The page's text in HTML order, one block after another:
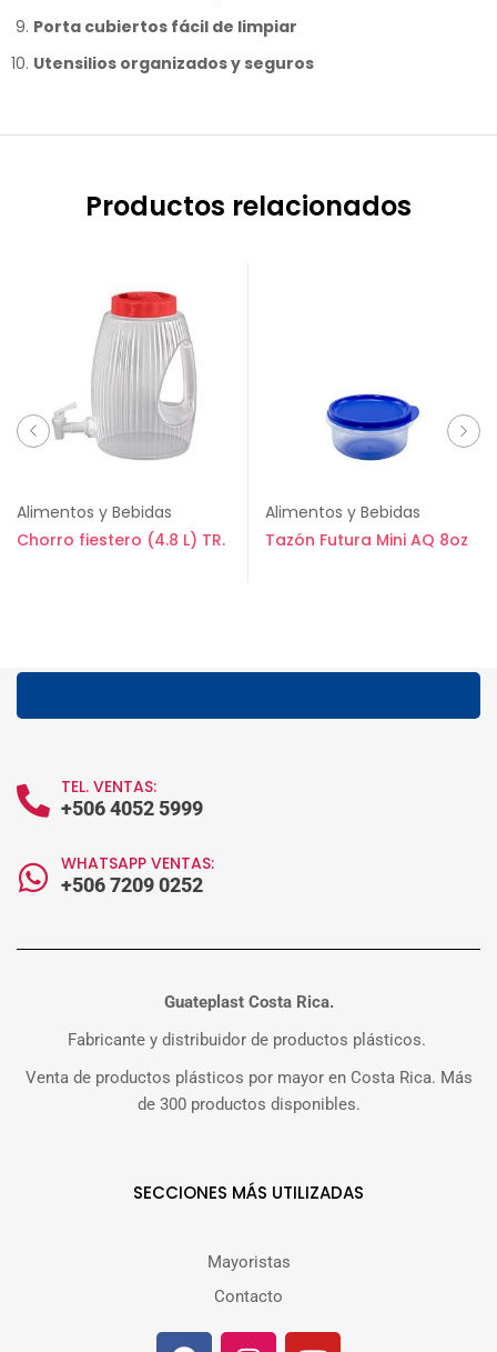
Porta cubiertos fácil de limpiar
Utensilios organizados y seguros
Productos relacionados
Alimentos y Bebidas
Chorro fiestero (4.8 L) TR.
Alimentos y Bebidas
Tazón Futura Mini AQ 8oz
TEL. VENTAS:
+506 4052 5999
WHATSAPP VENTAS:
+506 7209 0252
Guateplast Costa Rica.
Fabricante y distribuidor de productos plásticos.
Venta de productos plásticos por mayor en Costa Rica. Más
de 300 productos disponibles.
SECCIONES MÁS UTILIZADAS
Mayoristas
Contacto